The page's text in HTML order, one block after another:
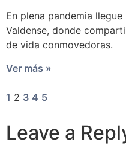
En plena pandemia
Valdense, donde
de vida conmovedoras.
Ver más »
1 2 3 4 5
Leave a